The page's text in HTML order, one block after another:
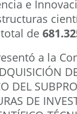
e
de
a la
DEL
DE